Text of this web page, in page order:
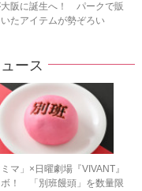
大阪に誕生へ！ パークで販
たアイテムが勢ぞろい
ース
ミマ」×日曜劇場『VIVANT』
！ 「別班饅頭」を数量限